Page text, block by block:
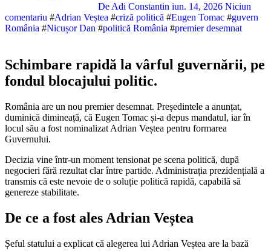
De Adi Constantin iun. 14, 2026 Niciun
comentariu #Adrian Veștea #criză politică #Eugen Tomac #guvern
România #Nicușor Dan #politică România #premier desemnat
Schimbare rapidă la vârful guvernării, pe
fondul blocajului politic.
România are un nou premier desemnat. Președintele a anunțat,
duminică dimineață, că Eugen Tomac și-a depus mandatul, iar în
locul său a fost nominalizat Adrian Veștea pentru formarea
Guvernului.
Decizia vine într-un moment tensionat pe scena politică, după
negocieri fără rezultat clar între partide. Administrația prezidențială a
transmis că este nevoie de o soluție politică rapidă, capabilă să
genereze stabilitate.
De ce a fost ales Adrian Veștea
Șeful statului a explicat că alegerea lui Adrian Veștea are la bază